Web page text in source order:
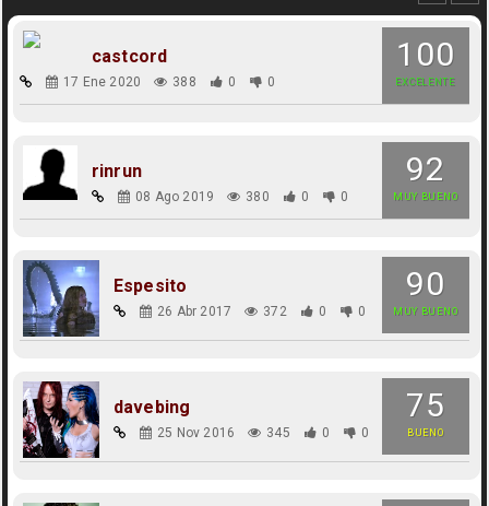
100
EXCELENTE
castcord
17 Ene 2020 388 0 0
92
MUY BUENO
rinrun
08 Ago 2019 380 0 0
90
MUY BUENO
Espesito
26 Abr 2017 372 0 0
75
BUENO
davebing
25 Nov 2016 345 0 0